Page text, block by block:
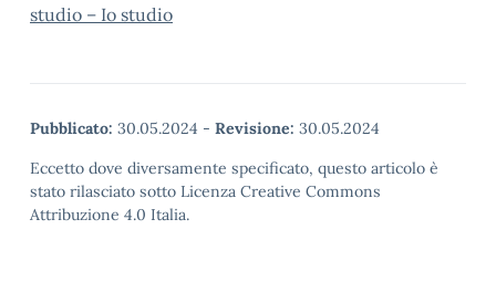
studio – Io studio
Pubblicato: 30.05.2024 - Revisione: 30.05.2024
Eccetto dove diversamente specificato, questo articolo è
stato rilasciato sotto Licenza Creative Commons
Attribuzione 4.0 Italia.